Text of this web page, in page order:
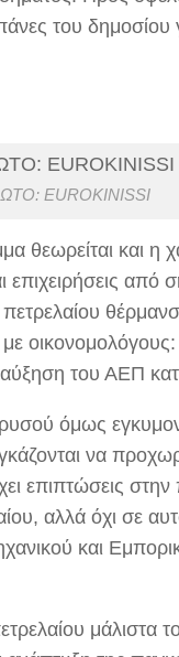
του δημοσίου
EUROKINISSI
θεωρείται και η
από
οικονομολόγους:
αύξηση του ΑΕΠ
όμως
να
επιπτώσεις
αλλά όχι σε
και
μάλιστα